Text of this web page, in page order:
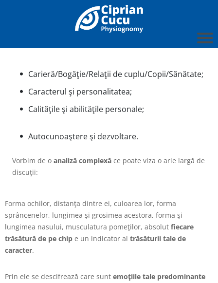
Carieră/Bogăţie/Relaţii de cuplu/Copii/Sănătate;
Caracterul şi personalitatea;
Calităţile şi abilităţile personale;
Autocunoaştere şi dezvoltare.
Vorbim de o analiză complexă ce poate viza o arie largă de
discuţii:
Forma ochilor, distanţa dintre ei, culoarea lor, forma
sprâncenelor, lungimea şi grosimea acestora, forma şi
lungimea nasului, musculatura pomeţilor, absolut fiecare
trăsătură de pe chip e un indicator al trăsăturii tale de
caracter.
Prin ele se descifrează care sunt emoţiile tale predominante